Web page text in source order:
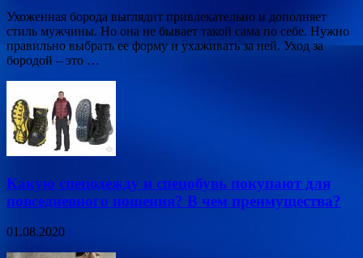
Ухоженная борода выглядит привлекательно и дополняет
стиль мужчины. Но она не бывает такой сама по себе. Нужно
правильно выбрать ее форму и ухаживать за ней. Уход за
бородой – это …
Какую спецодежду и спецобувь покупают для
повседневного ношения? В чем преимущества?
01.08.2020